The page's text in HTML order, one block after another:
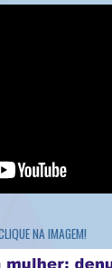
NA IMAGEM!